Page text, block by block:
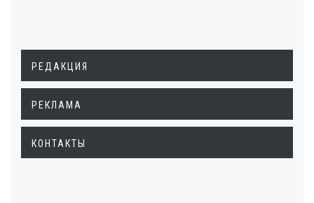
РЕДАКЦИЯ
РЕКЛАМА
КОНТАКТЫ